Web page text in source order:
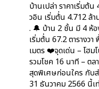
บ้านเปล่า ราคาเริ่มต้
วอิน เริ่มต้่น 4.712 ล้
. 🔔 บ้าน 2 ชั้น มี 4 ห้
เริ่มต้่น 67.2 ตารางว
เมตร ❤️จุดเด่น – โฮม
รวมโชค 16 นาที – ตล
สุดพิเศษก่อนใคร กับ
31 ธันวาคม 2566 นี้